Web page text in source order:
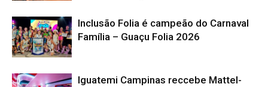
Inclusão Folia é campeão do Carnaval
Família – Guaçu Folia 2026
Iguatemi Campinas reccebe Mattel-